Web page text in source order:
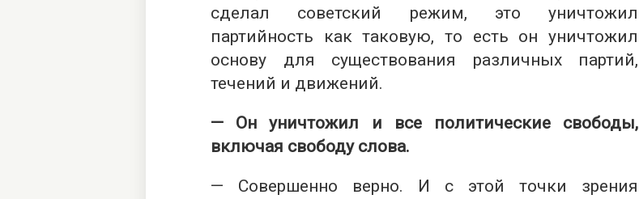
сделал советский режим, это уничтожил
партийность как таковую, то есть он уничтожил
основу для существования различных партий,
течений и движений.
— Он уничтожил и все политические свободы,
включая свободу слова.
— Совершенно верно. И с этой точки зрения